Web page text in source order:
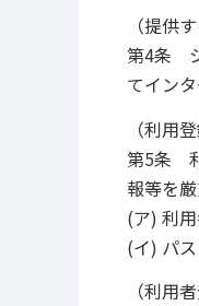
（提供
第4条
てイン
（利用
第5条
報等を
(ア) 利
(イ) パ
（利用